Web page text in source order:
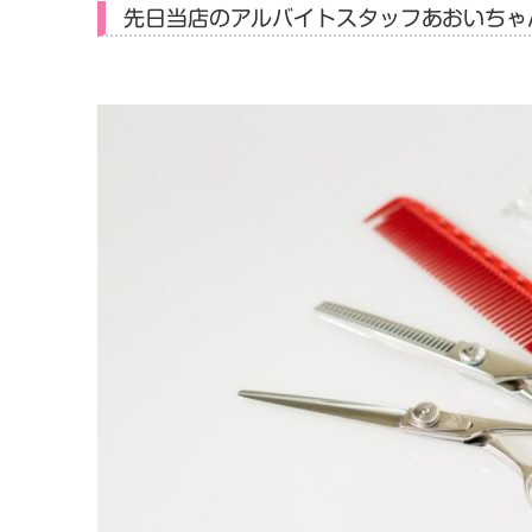
先日当店のアルバイトスタッフあおいちゃ